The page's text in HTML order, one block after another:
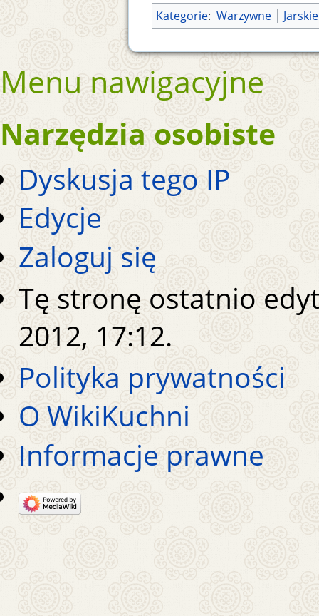
Kategorie: Warzywne Jarskie
Menu nawigacyjne
Narzędzia osobiste
Dyskusja tego IP
Edycje
Zaloguj się
Tę stronę ostatnio
2012, 17:12.
Polityka prywatności
O WikiKuchni
Informacje prawne